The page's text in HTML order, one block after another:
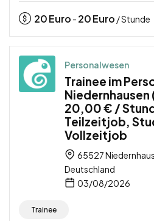
20Euro - 20Euro / Stunde
Personalwesen
Trainee im
20,00 € /
Teilzeitjob,
Vollzeitjob
65527
Deutschland
03/08/2026
Trainee